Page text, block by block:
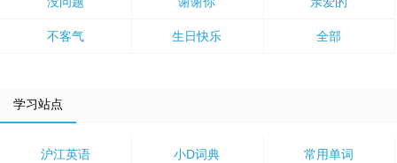
不客气 生日快乐 全部
学习站点
沪江英语 小D词典 常用单词